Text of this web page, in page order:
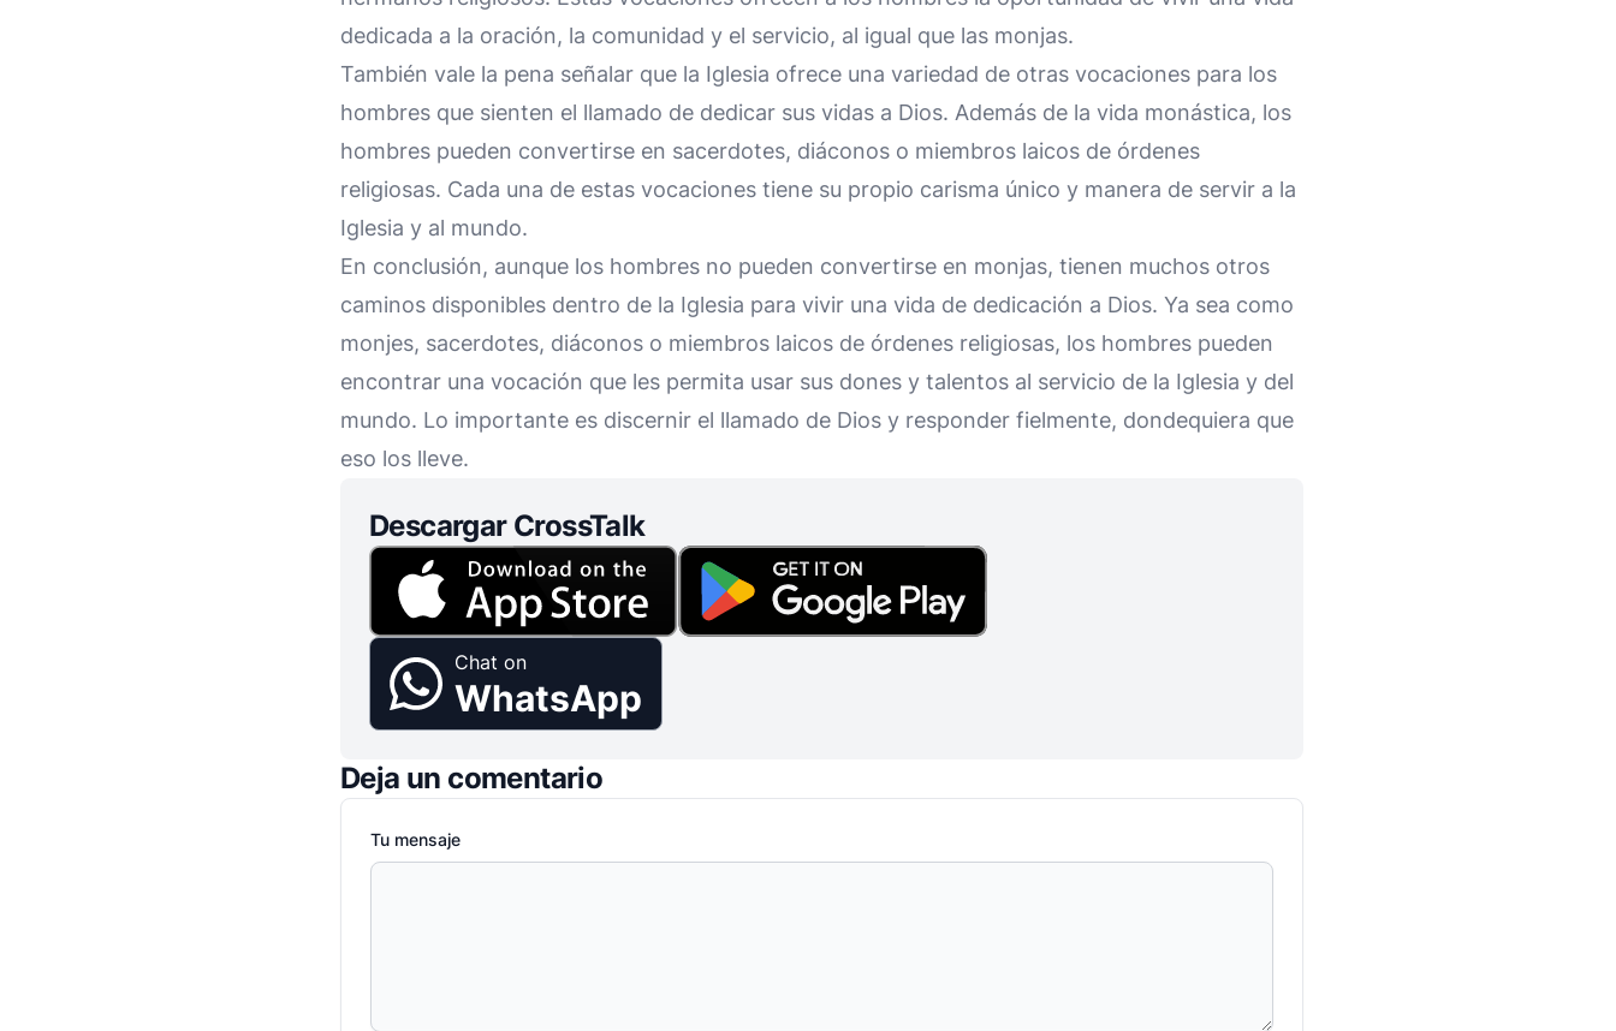
dedicada a la oración, la comunidad y el servicio, al igual que las monjas.
También vale la pena señalar que la Iglesia ofrece una variedad de otras vocaciones para los
hombres que sienten el llamado de dedicar sus vidas a Dios. Además de la vida monástica, los
hombres pueden convertirse en sacerdotes, diáconos o miembros laicos de órdenes
religiosas. Cada una de estas vocaciones tiene su propio carisma único y manera de servir a la
Iglesia y al mundo.
En conclusión, aunque los hombres no pueden convertirse en monjas, tienen muchos otros
caminos disponibles dentro de la Iglesia para vivir una vida de dedicación a Dios. Ya sea como
monjes, sacerdotes, diáconos o miembros laicos de órdenes religiosas, los hombres pueden
encontrar una vocación que les permita usar sus dones y talentos al servicio de la Iglesia y del
mundo. Lo importante es discernir el llamado de Dios y responder fielmente, dondequiera que
eso los lleve.
Descargar CrossTalk
Chat on
WhatsApp
Deja un comentario
Tu mensaje